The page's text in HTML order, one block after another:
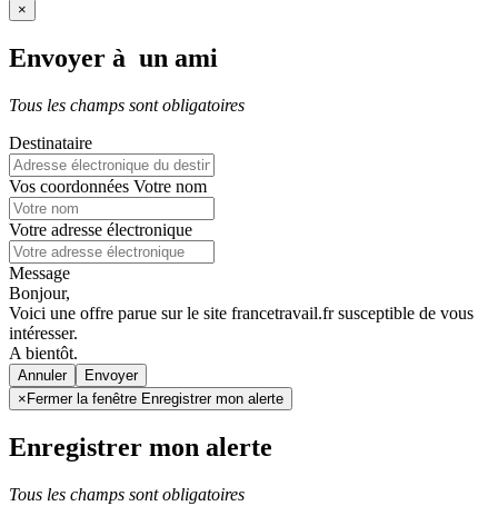
×
Envoyer à un ami
Tous les champs sont obligatoires
Destinataire
Vos coordonnées Votre nom
Votre adresse électronique
Message
Bonjour,
Voici une offre parue sur le site francetravail.fr susceptible de vous
intéresser.
A bientôt.
Annuler
× Fermer la fenêtre Enregistrer mon alerte
Enregistrer mon alerte
Tous les champs sont obligatoires